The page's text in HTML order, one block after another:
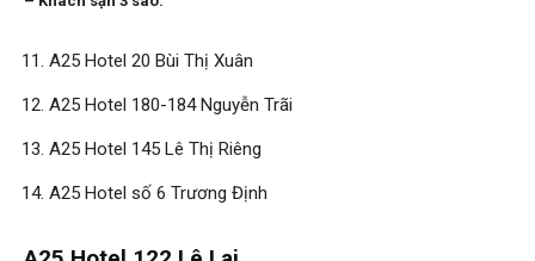
A25 Hotel 20 Bùi Thị Xuân
A25 Hotel 180-184 Nguyễn Trãi
A25 Hotel 145 Lê Thị Riêng
A25 Hotel số 6 Trương Định